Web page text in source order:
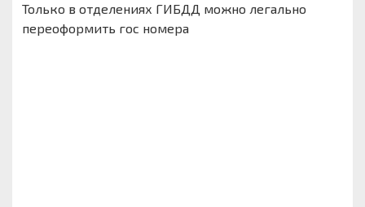
Только в отделениях ГИБДД можно легально
переоформить гос номера